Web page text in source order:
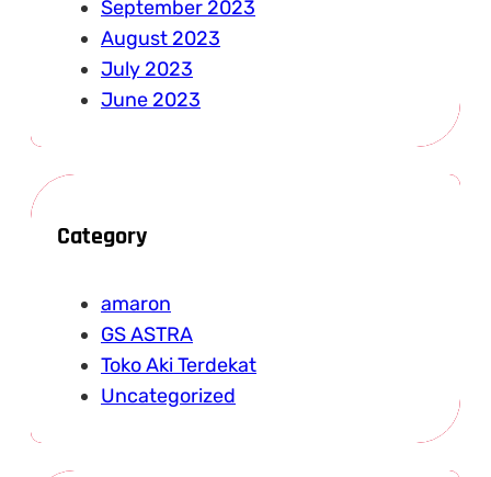
September 2023
August 2023
July 2023
June 2023
Category
amaron
GS ASTRA
Toko Aki Terdekat
Uncategorized